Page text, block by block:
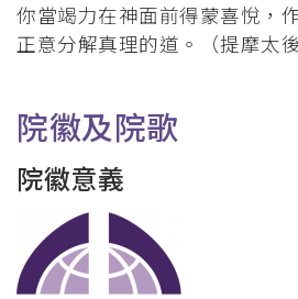
你當竭力在神面前得蒙喜悅，
正意分解真理的道。（提摩太
院徽及院歌
院徽意義